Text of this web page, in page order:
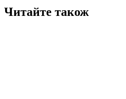
Читайте також